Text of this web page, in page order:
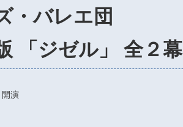
・バレエ団
「ジゼル」 全２幕
開演